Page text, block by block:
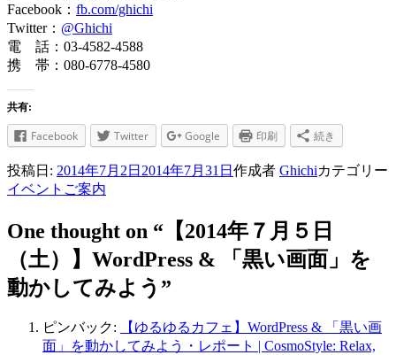
Facebook： fb.com/ghichi
Twitter： @Ghichi
電 話：03-4582-4588
携 帯：080-6778-4580
共有:
Facebook Twitter Google 印刷 続き
投稿日: 2014年7月2日 2014年7月31日 作成者 Ghichiカテゴリー
イベントご案内
One thought on “【2014年７月５日
（土）】WordPress & 「黒い画面」を
動かしてみよう”
ピンバック:
【ゆるゆるカフェ】WordPress & 「黒い画
面」を動かしてみよう・レポート | CosmoStyle: Relax,